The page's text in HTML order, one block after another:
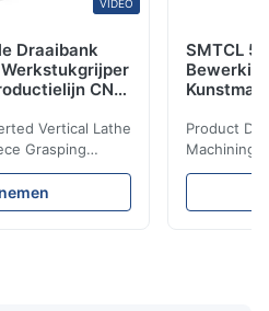
VIDEO
Draaibank
CNC
Vertical Lathe
Grasping
CNC Lathe
line stands
design and
SMTCL 5
Product
Machining
Mineral
for the